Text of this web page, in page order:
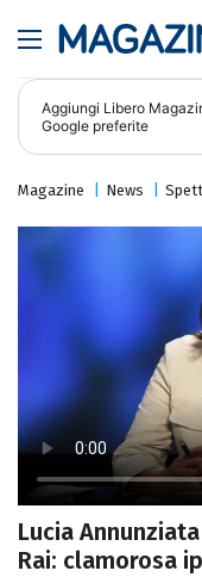
Aggiungi Libero
Google preferite
Magazine News
Lucia
Rai: clamorosa